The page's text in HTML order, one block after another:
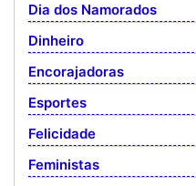
Dia dos Namorados
Dinheiro
Encorajadoras
Esportes
Felicidade
Feministas